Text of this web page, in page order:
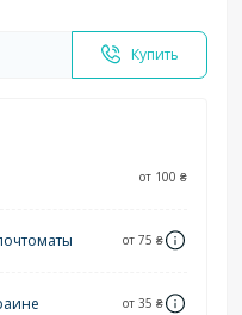
Купить
от 100 ₴
от 75 ₴
от 35 ₴